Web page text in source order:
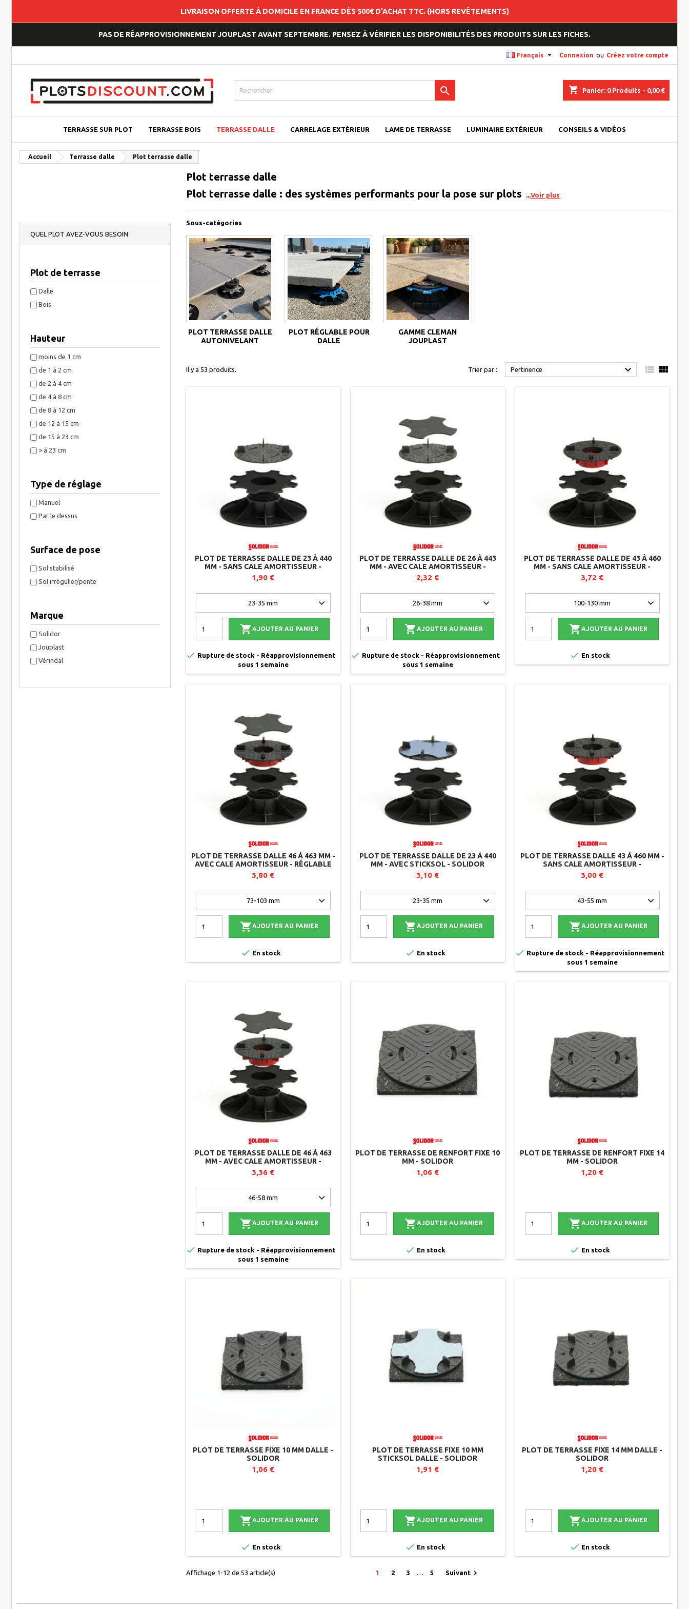
LIVRAISON OFFERTE À DOMICILE EN FRANCE DÈS 500€ D'ACHAT TTC. (HORS REVÊTEMENTS)
PAS DE RÉAPPROVISIONNEMENT JOUPLAST AVANT SEPTEMBRE. PENSEZ À VÉRIFIER LES DISPONIBILITÉS DES PRODUITS SUR LES FICHES.
Connexion ou Créez votre compte
Français 
shopping_cart Panier: 0Produits - 0,00 €

TERRASSE SUR PLOT TERRASSE BOIS TERRASSE DALLE CARRELAGE EXTÉRIEUR LAME DE TERRASSE LUMINAIRE EXTÉRIEUR CONSEILS & VIDÉOS
Accueil Terrasse dalle Plot terrasse dalle
QUEL PLOT AVEZ-VOUS BESOIN
Plot de terrasse
Dalle
Bois
Hauteur
moins de 1 cm
de 1 à 2 cm
de 2 à 4 cm
de 4 à 8 cm
de 8 à 12 cm
de 12 à 15 cm
de 15 à 23 cm
> à 23 cm
Type de réglage
Manuel
Par le dessus
Surface de pose
Sol stabilisé
Sol irrégulier/pente
Marque
Solidor
Jouplast
Vérindal
Plot terrasse dalle
Plot terrasse dalle : des systèmes performants pour la pose sur plots
Voir plus
Sous-catégories
PLOT TERRASSE DALLE
AUTONIVELANT
PLOT RÉGLABLE POUR
DALLE
GAMME CLEMAN
JOUPLAST
Il y a 53 produits. Trier par : Pertinence   
PLOT DE TERRASSE DALLE DE 23 À 440
MM - SANS CALE AMORTISSEUR -
SOLIDOR
1,90 €
 AJOUTER AU PANIER
 Rupture de stock - Réapprovisionnement
sous 1 semaine
PLOT DE TERRASSE DALLE DE 26 À 443
MM - AVEC CALE AMORTISSEUR -
SOLIDOR
2,32 €
AJOUTER AU PANIER
 Rupture de stock - Réapprovisionnement
sous 1 semaine
PLOT DE TERRASSE DALLE DE 43 À 460
MM - SANS CALE AMORTISSEUR -
RÉGLABLE PAR LE DESSUS - SOLIDOR
3,72 €
AJOUTER AU PANIER
 En stock
PLOT DE TERRASSE DALLE 46 À 463 MM -
AVEC CALE AMORTISSEUR - RÉGLABLE
PAR DESSUS - SOLIDOR
3,80 €
 AJOUTER AU PANIER
 En stock
PLOT DE TERRASSE DALLE DE 23 À 440
MM - AVEC STICKSOL - SOLIDOR
3,10 €
AJOUTER AU PANIER
 En stock
PLOT DE TERRASSE DALLE 43 À 460 MM -
SANS CALE AMORTISSEUR -
AUTONIVELANT - RÉGLABLE PAR
DESSUS - SOLIDOR
3,00 €
AJOUTER AU PANIER
 Rupture de stock - Réapprovisionnement
sous 1 semaine
PLOT DE TERRASSE DALLE DE 46 À 463
MM - AVEC CALE AMORTISSEUR -
AUTONIVELANT - RÉGLABLE PAR LE
DESSUS - SOLIDOR
3,36 €
 AJOUTER AU PANIER
 Rupture de stock - Réapprovisionnement
sous 1 semaine
PLOT DE TERRASSE DE RENFORT FIXE 10
MM - SOLIDOR
1,06 €
AJOUTER AU PANIER
 En stock
PLOT DE TERRASSE DE RENFORT FIXE 14
MM - SOLIDOR
1,20 €
AJOUTER AU PANIER
 En stock
PLOT DE TERRASSE FIXE 10 MM DALLE -
SOLIDOR
1,06 €
 AJOUTER AU PANIER
 En stock
PLOT DE TERRASSE FIXE 10 MM
STICKSOL DALLE - SOLIDOR
1,91 €
AJOUTER AU PANIER
 En stock
PLOT DE TERRASSE FIXE 14 MM DALLE -
SOLIDOR
1,20 €
AJOUTER AU PANIER
 En stock
Affichage 1-12 de 53 article(s) 1 2 3 … 5 Suivant